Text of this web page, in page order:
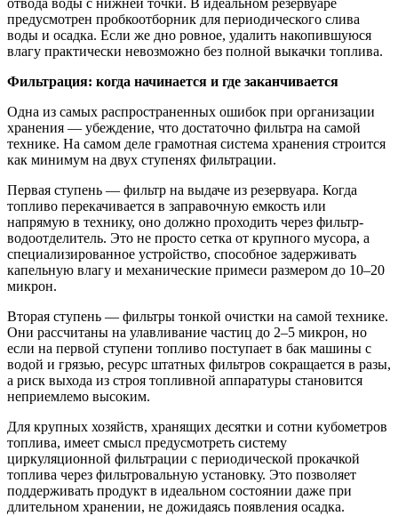
предусмотрен пробкоотборник для периодического слива
воды и осадка. Если же дно ровное, удалить накопившуюся
влагу практически невозможно без полной выкачки топлива.
Фильтрация: когда начинается и где заканчивается
Одна из самых распространенных ошибок при организации
хранения — убеждение, что достаточно фильтра на самой
технике. На самом деле грамотная система хранения строится
как минимум на двух ступенях фильтрации.
Первая ступень — фильтр на выдаче из резервуара. Когда
топливо перекачивается в заправочную емкость или
напрямую в технику, оно должно проходить через фильтр-
водоотделитель. Это не просто сетка от крупного мусора, а
специализированное устройство, способное задерживать
капельную влагу и механические примеси размером до 10–20
микрон.
Вторая ступень — фильтры тонкой очистки на самой технике.
Они рассчитаны на улавливание частиц до 2–5 микрон, но
если на первой ступени топливо поступает в бак машины с
водой и грязью, ресурс штатных фильтров сокращается в разы,
а риск выхода из строя топливной аппаратуры становится
неприемлемо высоким.
Для крупных хозяйств, хранящих десятки и сотни кубометров
топлива, имеет смысл предусмотреть систему
циркуляционной фильтрации с периодической прокачкой
топлива через фильтровальную установку. Это позволяет
поддерживать продукт в идеальном состоянии даже при
длительном хранении, не дожидаясь появления осадка.